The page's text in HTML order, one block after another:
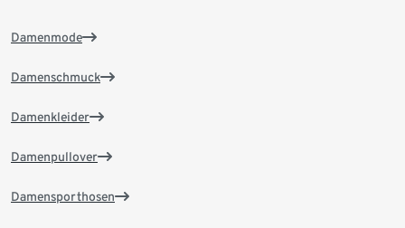
Damenmode
Damenschmuck
Damenkleider
Damenpullover
Damensporthosen